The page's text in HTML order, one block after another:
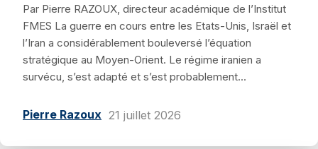
Par Pierre RAZOUX, directeur académique de l’Institut
FMES La guerre en cours entre les Etats-Unis, Israël et
l’Iran a considérablement bouleversé l’équation
stratégique au Moyen-Orient. Le régime iranien a
survécu, s’est adapté et s’est probablement...
Pierre Razoux 21 juillet 2026